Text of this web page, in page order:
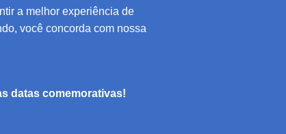
a melhor experiência de
você concorda com nossa
datas comemorativas!